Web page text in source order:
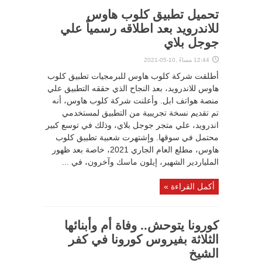
تحميل تطبيق كلوب هاوس
للاندرويد بعد اطلاقه رسمياً علي
جوجل بلاي
12:44 مساءً ,10-05-2021
أطلقت شركة كلوب هاوس للبرمجيات تطبيق كلوب
هاوس للاندرويد، بعد النجاح الذي حققه التطبيق علي
منصة هواتف ابل. وأعلنت شركة كلوب هاوس، أنه
تم تقديم نسخة تجريبية من التطبيق لمستخدمي
اندرويد، علي متجر جوجل بلاي، وذلك في توسع كبير
محتمل في سوقها. وإشتهرت شعبية تطبيق كلوب
هاوس، مطلع العام الجاري 2021، خاصة بعد ظهور
الملياردير الشهير، إيلون ماسك وآخرون، في ...
أكمل القراءة »
كورونا يتوحش.. وفاة أم وأبنائها
الثلاثة بفيروس كورونا في كفر
الشيخ